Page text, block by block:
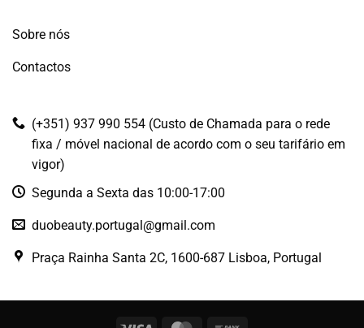
Sobre nós
Contactos
(+351) 937 990 554 (Custo de Chamada para o rede
fixa / móvel nacional de acordo com o seu tarifário em
vigor)
Segunda a Sexta das 10:00-17:00
duobeauty.portugal@gmail.com
Praça Rainha Santa 2C, 1600-687 Lisboa, Portugal